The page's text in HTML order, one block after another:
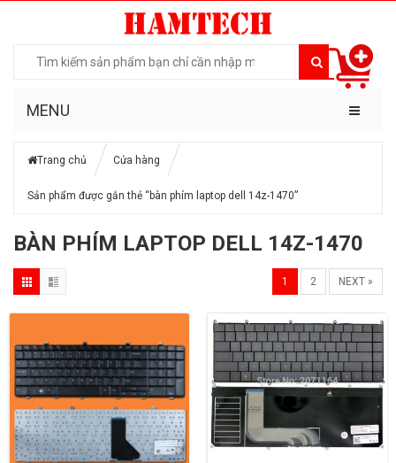
MENU
Trang chủ Cửa hàng
Sản phẩm được gắn thẻ “bàn phím laptop dell 14z-1470”
BÀN PHÍM LAPTOP DELL 14Z-1470
1 2 NEXT »